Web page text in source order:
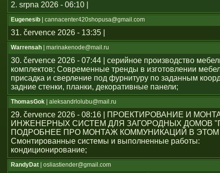
2. srpna 2026 - 06:10 |
Eugenesib | cannacenter420shopusa@gmail.com
31. července 2026 - 13:35 |
Warrensah | marinakenode@mail.ru
30. července 2026 - 07:44 | серийное производство
комплектов; Современные тренды в изготовлении
присадка и сверление под фурнитуру по заданным
задние стенки, планки, декоративные панели;
ThomasGok | aleksandrlolubu@mail.ru
29. července 2026 - 08:16 | ПРОЕКТИРОВАНИЕ И
ИНЖЕНЕРНЫХ СИСТЕМ ДЛЯ ЗАГОРОДНЫХ ДОМОВ
ПОДРОБНЕЕ ПРО МОНТАЖ КОММУНИКАЦИЙ В
Смонтированные системы и выполненные работы:
кондиционирование;
RandyDat | osliastiender@gmail.com